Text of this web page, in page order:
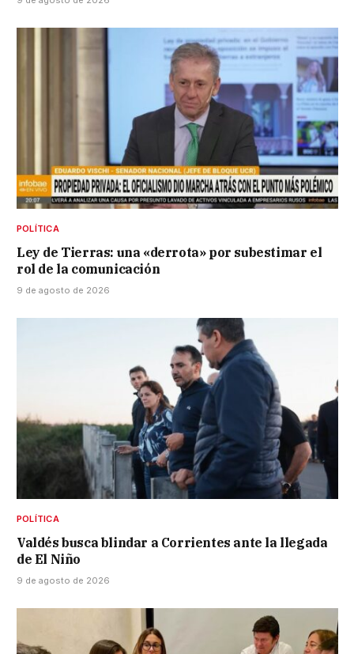
POLÍTICA
Ley de Tierras: una «derrota» por subestimar el
rol de la comunicación
9 de agosto de 2026
POLÍTICA
Valdés busca blindar a Corrientes ante la llegada
de El Niño
9 de agosto de 2026